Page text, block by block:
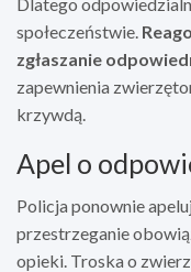
społeczeństwie.
zgłaszanie
zapewnienia
krzywdą.
Apel o
Policja ponownie
przestrzeganie
opieki. Troska o